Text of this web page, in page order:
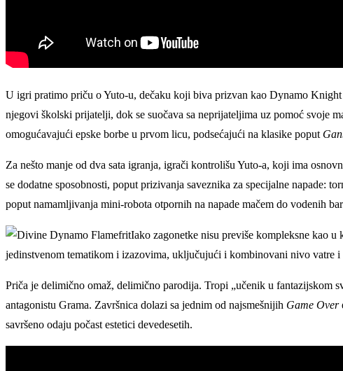
U igri pratimo priču o Yuto-u, dečaku koji biva prizvan kao Dynamo
njegovi školski prijatelji, dok se suočava sa neprijateljima uz pomoć svoje
omogućavajući epske borbe u prvom licu, podsećajući na klasike poput
Za nešto manje od dva sata igranja, igrači kontrolišu Yuto-a, koji ima
se dodatne sposobnosti, poput prizivanja saveznika za specijalne napade:
poput namamljivanja mini-robota otpornih na napade mačem do vodenih
Iako zagonetke nisu previše kompleksne kao u
jedinstvenom tematikom i izazovima, uključujući i kombinovani nivo vatre
Priča je delimično omaž, delimično parodija. Tropi „učenik u fantazijskom
antagonistu Grama. Završnica dolazi sa jednim od najsmešnijih Game Over
savršeno odaju počast estetici devedesetih.